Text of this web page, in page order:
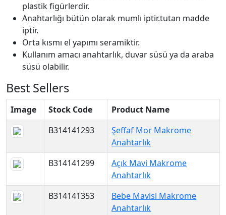
plastik figürlerdir.
Anahtarlığı bütün olarak mumlı iptir.tutan madde
iptir.
Orta kısmı el yapımı seramiktir.
Kullanım amacı anahtarlık, duvar süsü ya da araba
süsü olabilir.
Best Sellers
Image Stock Code
Product Name
B314141293
Şeffaf Mor Makrome
Anahtarlık
B314141299
Açık Mavi Makrome
Anahtarlık
B314141353
Bebe Mavisi Makrome
Anahtarlık